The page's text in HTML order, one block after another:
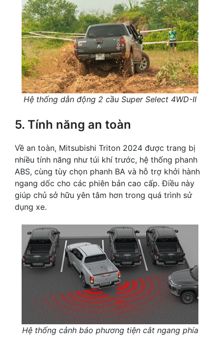
Hệ thống dẫn động 2 cầu Super Select 4WD-II
5. Tính năng an toàn
Về an toàn, Mitsubishi Triton 2024 được trang bị
nhiều tính năng như túi khí trước, hệ thống phanh
ABS, cùng tùy chọn phanh BA và hỗ trợ khởi hành
ngang dốc cho các phiên bản cao cấp. Điều này
giúp chủ sở hữu yên tâm hơn trong quá trình sử
dụng xe.
Hệ thống cảnh báo phương tiện cắt ngang phía